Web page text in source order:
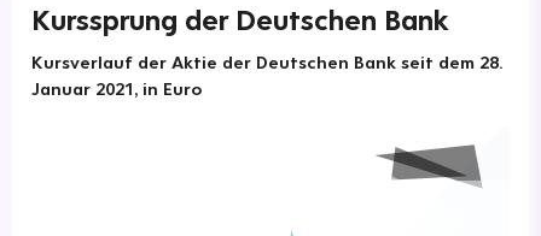
Kurssprung der Deutschen Bank
Kursverlauf der Aktie der Deutschen Bank seit dem 28.
Januar 2021, in Euro